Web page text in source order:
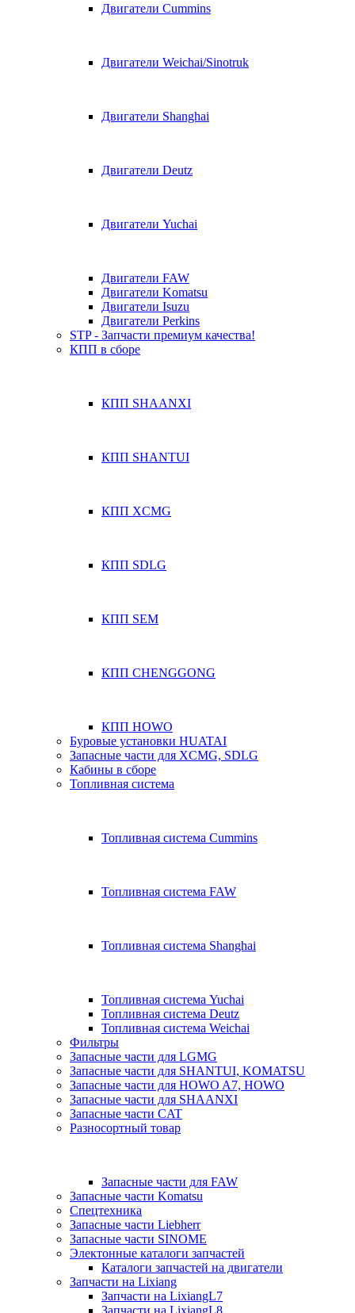
Двигатели Cummins
Двигатели Weichai/Sinotruk
Двигатели Shanghai
Двигатели Deutz
Двигатели Yuchai
Двигатели FAW
Двигатели Komatsu
Двигатели Isuzu
Двигатели Perkins
STP - Запчасти премиум качества!
КПП в сборе
КПП SHAANXI
КПП SHANTUI
КПП XCMG
КПП SDLG
КПП SEM
КПП CHENGGONG
КПП HOWO
Буровые установки HUATAI
Запасные части для XCMG, SDLG
Кабины в сборе
Топливная система
Топливная система Cummins
Топливная система FAW
Топливная система Shanghai
Топливная система Yuchai
Топливная система Deutz
Топливная система Weichai
Фильтры
Запасные части для LGMG
Запасные части для SHANTUI, KOMATSU
Запасные части для HOWO A7, HOWO
Запасные части для SHAANXI
Запасные части CAT
Разносортный товар
Запасные части для FAW
Запасные части Komatsu
Спецтехника
Запасные части Liebherr
Запасные части SINOME
Электонные каталоги запчастей
Каталоги запчастей на двигатели
Запчасти на Lixiang
Запчасти на LixiangL7
Запчасти на LixiangL8